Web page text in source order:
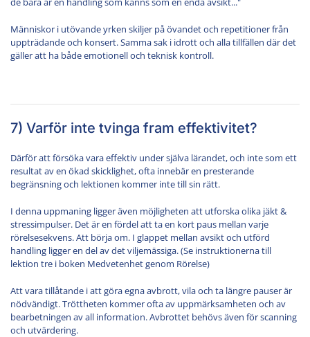
Människor i utövande yrken skiljer på övandet och repetitioner från
uppträdande och konsert. Samma sak i idrott och alla tillfällen där det
gäller att ha både emotionell och teknisk kontroll.
7) Varför inte tvinga fram effektivitet?
Därför att försöka vara effektiv under själva lärandet, och inte som ett
resultat av en ökad skicklighet, ofta innebär en presterande
begränsning och lektionen kommer inte till sin rätt.
I denna uppmaning ligger även möjligheten att utforska olika jäkt &
stressimpulser. Det är en fördel att ta en kort paus mellan varje
rörelsesekvens. Att börja om. I glappet mellan avsikt och utförd
handling ligger en del av det viljemässiga. (Se instruktionerna till
lektion tre i boken Medvetenhet genom Rörelse)
Att vara tillåtande i att göra egna avbrott, vila och ta längre pauser är
nödvändigt. Tröttheten kommer ofta av uppmärksamheten och av
bearbetningen av all information. Avbrottet behövs även för scanning
och utvärdering.